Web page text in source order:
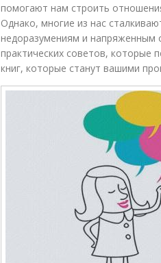
помогают нам строить
Однако, многие из нас
недоразумениям и напряженным
практических советов, которые
книг, которые станут вашими